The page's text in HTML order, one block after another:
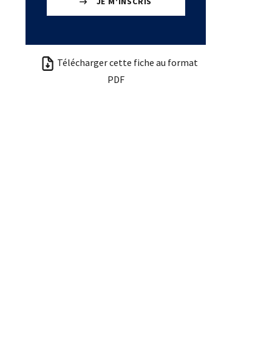
Télécharger cette fiche au format
PDF